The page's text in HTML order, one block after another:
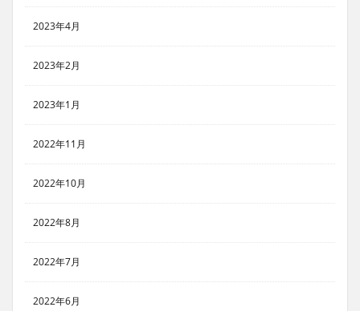
2023年4月
2023年2月
2023年1月
2022年11月
2022年10月
2022年8月
2022年7月
2022年6月